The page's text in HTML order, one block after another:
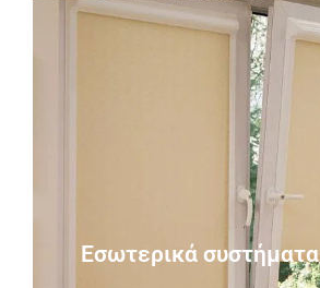
Εσωτερικά
Εσωτερικά συστήματα
Συστήματα σκίασης είναι τα
(ρολλοκουρτίνες), σύστημα
Περισσότερα